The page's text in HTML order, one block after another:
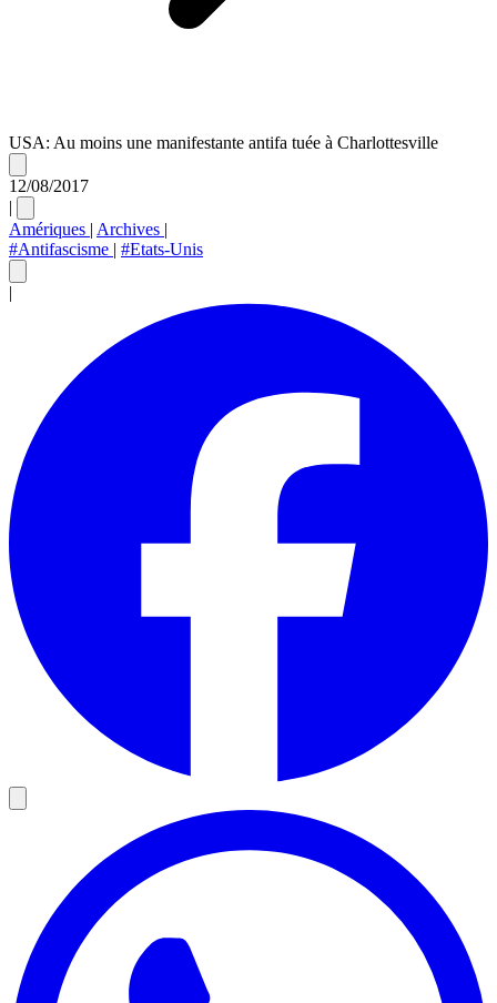
USA: Au moins une manifestante antifa tuée à Charlottesville
12/08/2017
|
Amériques | Archives |
#Antifascisme | #Etats-Unis
|